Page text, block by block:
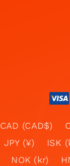
CAD (CAD$)
JPY (¥) ISK
NOK (kr)